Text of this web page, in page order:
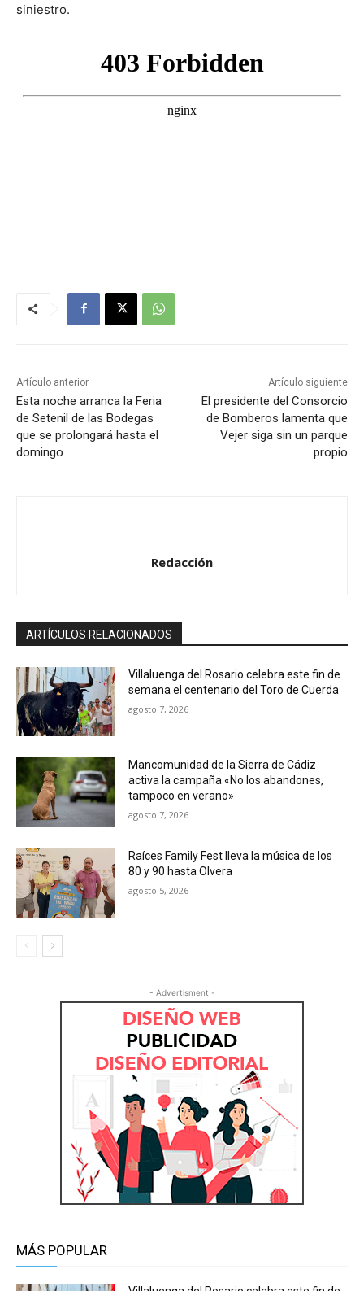
siniestro.
Artículo anterior
Esta noche arranca la Feria
de Setenil de las Bodegas
que se prolongará hasta el
domingo
Artículo siguiente
El presidente del Consorcio
de Bomberos lamenta que
Vejer siga sin un parque
propio
Redacción
ARTÍCULOS RELACIONADOS
Villaluenga del Rosario celebra este fin de
semana el centenario del Toro de Cuerda
agosto 7, 2026
Mancomunidad de la Sierra de Cádiz
activa la campaña «No los abandones,
tampoco en verano»
agosto 7, 2026
Raíces Family Fest lleva la música de los
80 y 90 hasta Olvera
agosto 5, 2026
- Advertisment -
MÁS POPULAR